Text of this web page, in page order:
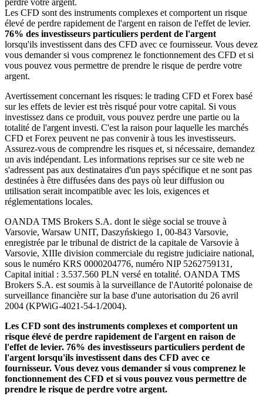
Les CFD sont des instruments complexes et comportent un risque
élevé de perdre rapidement de l'argent en raison de l'effet de levier.
76% des investisseurs particuliers perdent de l'argent
lorsqu'ils investissent dans des CFD avec ce fournisseur. Vous devez
vous demander si vous comprenez le fonctionnement des CFD et si
vous pouvez vous permettre de prendre le risque de perdre votre
argent.
Avertissement concernant les risques: le trading CFD et Forex basé
sur les effets de levier est très risqué pour votre capital. Si vous
investissez dans ce produit, vous pouvez perdre une partie ou la
totalité de l'argent investi. C'est la raison pour laquelle les marchés
CFD et Forex peuvent ne pas convenir à tous les investisseurs.
Assurez-vous de comprendre les risques et, si nécessaire, demandez
un avis indépendant. Les informations reprises sur ce site web ne
s'adressent pas aux destinataires d'un pays spécifique et ne sont pas
destinées à être diffusées dans des pays où leur diffusion ou
utilisation serait incompatible avec les lois, exigences et
réglementations locales.
OANDA TMS Brokers S.A. dont le siège social se trouve à
Varsovie, Warsaw UNIT, Daszyńskiego 1, 00-843 Varsovie,
enregistrée par le tribunal de district de la capitale de Varsovie à
Varsovie, XIIIe division commerciale du registre judiciaire national,
sous le numéro KRS 0000204776, numéro NIP 5262759131,
Capital initial : 3.537.560 PLN versé en totalité. OANDA TMS
Brokers S.A. est soumis à la surveillance de l'Autorité polonaise de
surveillance financière sur la base d'une autorisation du 26 avril
2004 (KPWiG-4021-54-1/2004).
Les CFD sont des instruments complexes et comportent un
risque élevé de perdre rapidement de l'argent en raison de
l'effet de levier. 76% des investisseurs particuliers perdent de
l'argent lorsqu'ils investissent dans des CFD avec ce
fournisseur. Vous devez vous demander si vous comprenez le
fonctionnement des CFD et si vous pouvez vous permettre de
prendre le risque de perdre votre argent.